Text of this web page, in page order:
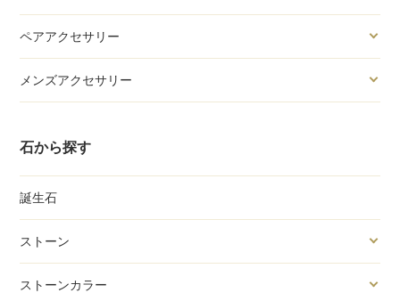
ペアアクセサリー
メンズアクセサリー
石から探す
誕生石
ストーン
ストーンカラー